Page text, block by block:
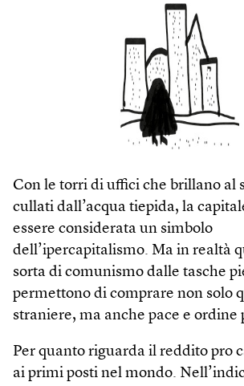
Con le torri di uffici che brillano al
cullati dall’acqua tiepida, la
essere considerata un simbolo
dell’ipercapitalismo. Ma in realtà
sorta di comunismo dalle tasche
permettono di comprare non solo
straniere, ma anche pace e ordine
Per quanto riguarda il reddito pro
ai primi posti nel mondo.